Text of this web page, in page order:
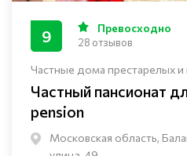
Частные дома престарелых и
Частный пансионат
pension
Московская область,
9 Превосходно
28 отзывов